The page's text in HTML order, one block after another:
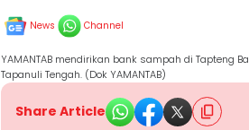
News Channel
YAMANTAB mendirikan bank sampah di Tapteng
Tapanuli Tengah. (Dok YAMANTAB)
Share Article